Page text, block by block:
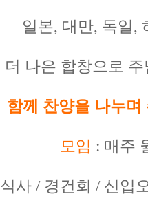
일본, 대만, 독일,
더 나은 합창으로
함께 찬양을 나누
모임 : 매주
식사 / 경건회 / 신입